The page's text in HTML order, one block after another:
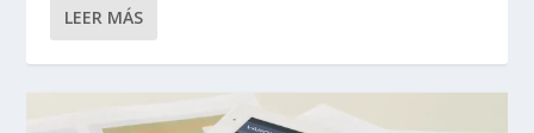
LEER MÁS